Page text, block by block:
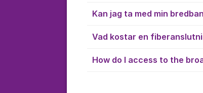
Kan jag ta med min
Vad kostar en
How do I access to the